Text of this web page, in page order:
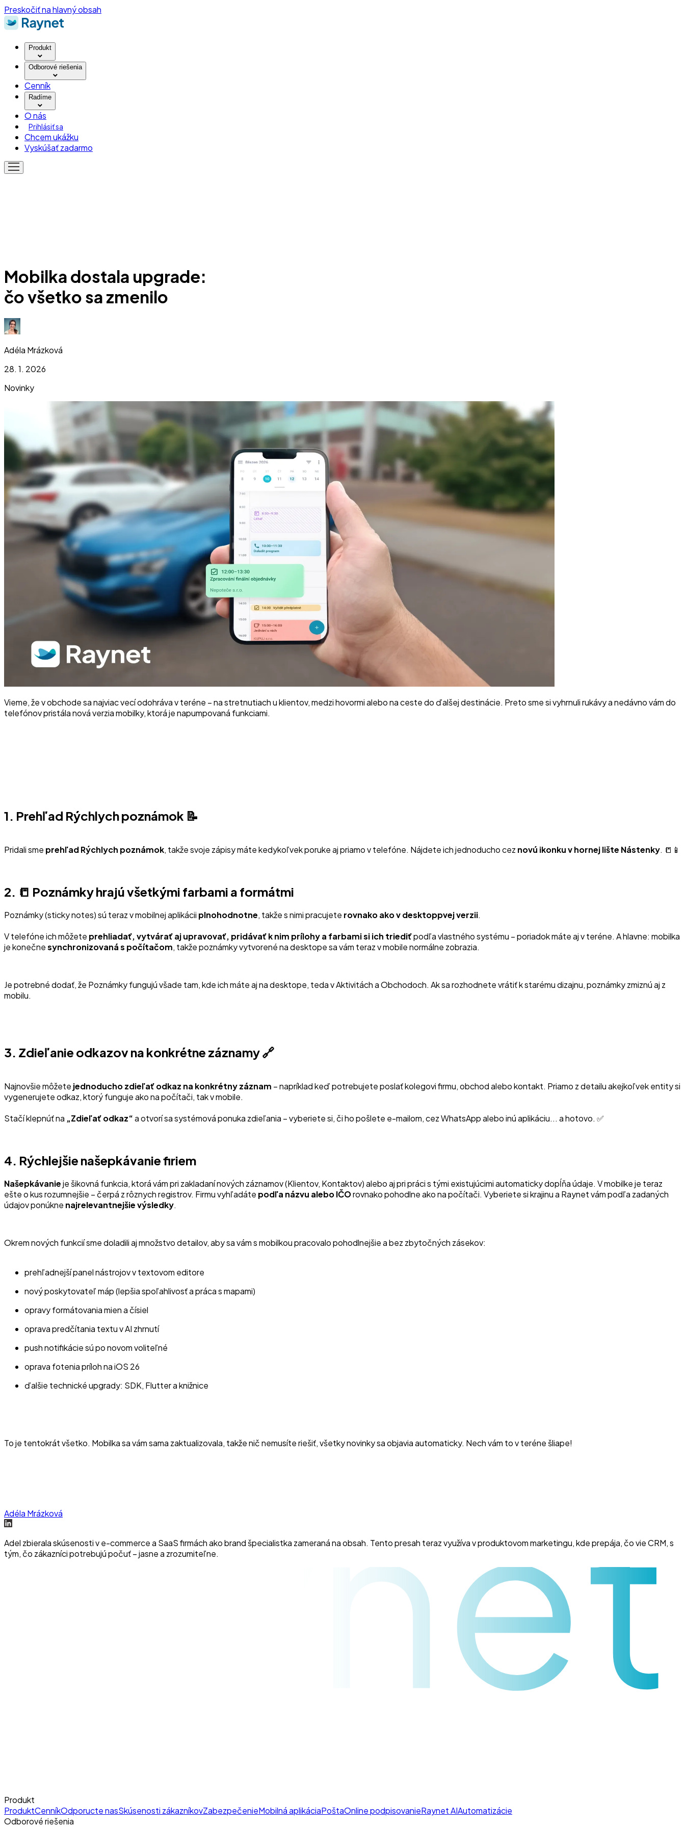
Preskočiť na hlavný obsah
Produkt
Odborové riešenia
Cenník
Radíme
O nás
Prihlásiť sa
Chcem ukážku
Vyskúšať zadarmo
Mobilka dostala upgrade:
čo všetko sa zmenilo
Adéla Mrázková
28. 1. 2026
Novinky
Vieme, že v obchode sa najviac vecí odohráva v teréne – na stretnutiach u klientov, medzi hovormi alebo na ceste do ďalšej destinácie. Preto sme si vyhrnuli rukávy a nedávno vám do
telefónov pristála nová verzia mobilky, ktorá je napumpovaná funkciami.
1. Prehľad Rýchlych poznámok 📝
Pridali sme prehľad Rýchlych poznámok, takže svoje zápisy máte kedykoľvek poruke aj priamo v telefóne. Nájdete ich jednoducho cez novú ikonku v hornej lište Nástenky. 📒📱
2. 📒 Poznámky hrajú všetkými farbami a formátmi
Poznámky (sticky notes) sú teraz v mobilnej aplikácii plnohodnotne, takže s nimi pracujete rovnako ako v desktoppvej verzii.
V telefóne ich môžete prehliadať, vytvárať aj upravovať, pridávať k nim prílohy a farbami si ich triediťpodľa vlastného systému – poriadok máte aj v teréne. A hlavne: mobilka
je konečnesynchronizovaná s počítačom, takže poznámky vytvorené na desktope sa vám teraz v mobile normálne zobrazia.
Je potrebné dodať, že Poznámky fungujú všade tam, kde ich máte aj na desktope, teda v Aktivitách a Obchodoch. Ak sa rozhodnete vrátiť k starému dizajnu, poznámky zmiznú aj z
mobilu.
3. Zdieľanie odkazov na konkrétne záznamy 🔗
Najnovšie môžete jednoducho zdieľať odkaz na konkrétny záznam – napríklad keď potrebujete poslať kolegovi firmu, obchod alebo kontakt. Priamo z detailu akejkoľvek entity si
vygenerujete odkaz, ktorý funguje ako na počítači, tak v mobile.
Stačí klepnúť na „Zdieľať odkaz“a otvorí sa systémová ponuka zdieľania – vyberiete si, či ho pošlete e-mailom, cez WhatsApp alebo inú aplikáciu... a hotovo. ✅
4. Rýchlejšie našepkávanie firiem
Našepkávanieje šikovná funkcia, ktorá vám pri zakladaní nových záznamov (Klientov, Kontaktov) alebo aj pri práci s tými existujúcimi automaticky dopĺňa údaje. V mobilke je teraz
ešte o kus rozumnejšie – čerpá z rôznych registrov. Firmu vyhľadáte podľa názvu alebo IČOrovnako pohodlne ako na počítači. Vyberiete si krajinu a Raynet vám podľa zadaných
údajov ponúkne najrelevantnejšie výsledky.
Okrem nových funkcií sme doladili aj množstvo detailov, aby sa vám s mobilkou pracovalo pohodlnejšie a bez zbytočných zásekov:
prehľadnejší panel nástrojov v textovom editore
nový poskytovateľ máp (lepšia spoľahlivosť a práca s mapami)
opravy formátovania mien a čísiel
oprava predčítania textu v AI zhrnutí
push notifikácie sú po novom voliteľné
oprava fotenia príloh na iOS 26
ďalšie technické upgrady: SDK, Flutter a knižnice
To je tentokrát všetko. Mobilka sa vám sama zaktualizovala, takže nič nemusíte riešiť, všetky novinky sa objavia automaticky. Nech vám to v teréne šliape!
Adéla Mrázková
Adel zbierala skúsenosti v e-commerce a SaaS firmách ako brand špecialistka zameraná na obsah. Tento presah teraz využíva v produktovom marketingu, kde prepája, čo vie CRM, s
tým, čo zákazníci potrebujú počuť – jasne a zrozumiteľne.
Produkt
ProduktCenníkOdporucte nasSkúsenosti zákazníkovZabezpečenieMobilná aplikáciaPoštaOnline podpisovanieRaynet AIAutomatizácie
Odborové riešenia